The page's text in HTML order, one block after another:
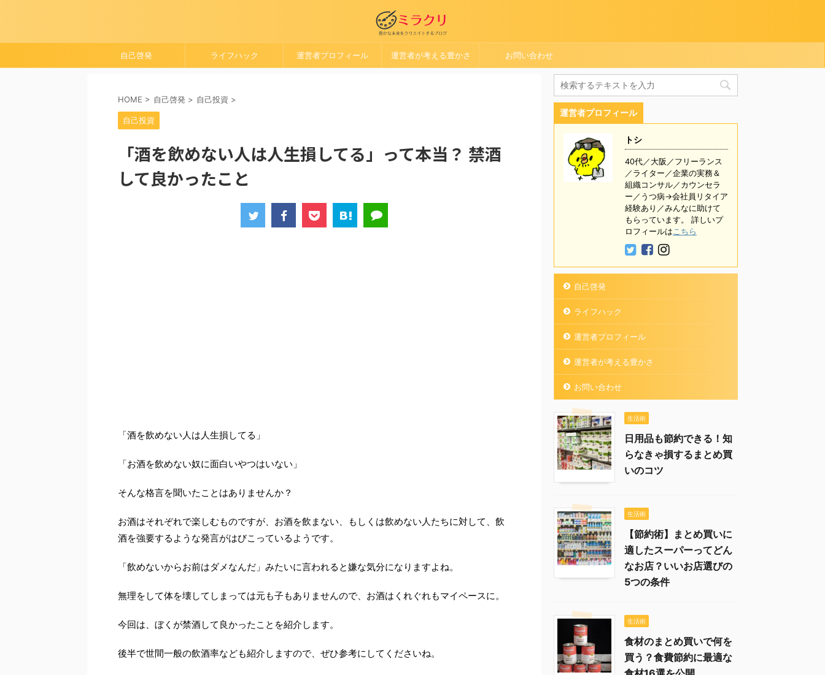
自己啓発 ライフハック 運営者プロフィール 運営者が考える豊かさ お問い合わせ
HOME > 自己啓発 > 自己投資 >
自己投資
「酒を飲めない人は人生損してる」って本当？ 禁酒
して良かったこと
「酒を飲めない人は人生損してる」
「お酒を飲めない奴に面白いやつはいない」
そんな格言を聞いたことはありませんか？
お酒はそれぞれで楽しむものですが、お酒を飲まない、もしくは飲めない人たちに対して、飲
酒を強要するような発言がはびこっているようです。
「飲めないからお前はダメなんだ」みたいに言われると嫌な気分になりますよね。
無理をして体を壊してしまっては元も子もありませんので、お酒はくれぐれもマイペースに。
今回は、ぼくが禁酒して良かったことを紹介します。
後半で世間一般の飲酒率なども紹介しますので、ぜひ参考にしてくださいね。
運営者プロフィール
トシ
40代／大阪／フリーランス
／ライター／企業の実務＆
組織コンサル／カウンセラ
ー／うつ病→会社員リタイア
経験あり／みんなに助けて
もらっています。 詳しいプ
ロフィールはこちら
自己啓発
ライフハック
運営者プロフィール
運営者が考える豊かさ
お問い合わせ
生活術
日用品も節約できる！知
らなきゃ損するまとめ買
いのコツ
生活術
【節約術】まとめ買いに
適したスーパーってどん
なお店？いいお店選びの
5つの条件
生活術
食材のまとめ買いで何を
買う？食費節約に最適な